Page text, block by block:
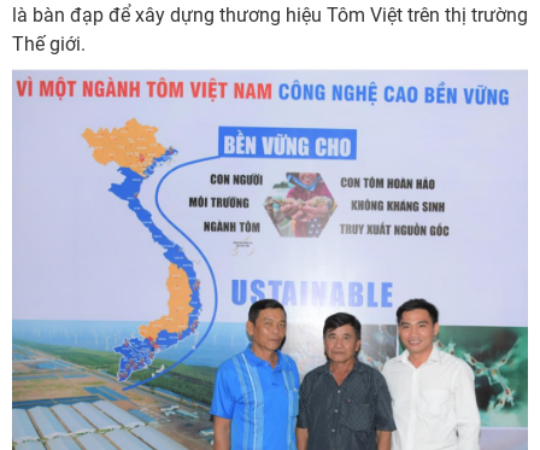
là bàn đạp để xây dựng thương hiệu Tôm Việt trên thị trường
Thế giới.